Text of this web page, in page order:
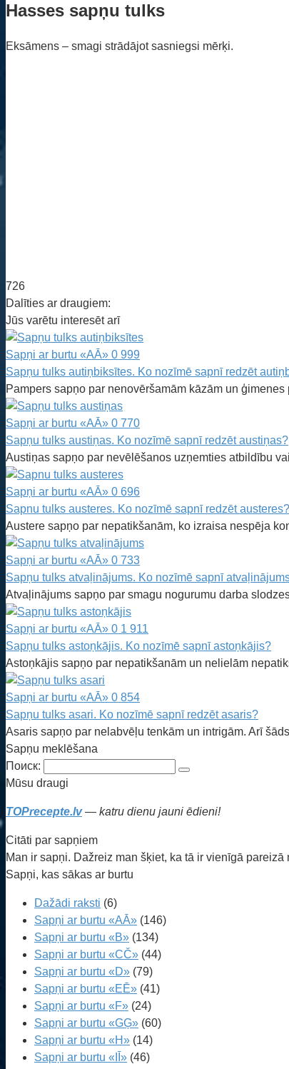
Hasses sapņu tulks
Eksāmens – smagi strādājot sasniegsi mērķi.
726
Dalīties ar draugiem:
Jūs varētu interesēt arī
Sapņi ar burtu «AĀ» 0 999
Sapņu tulks autiņbiksītes. Ko nozīmē sapnī redzēt
Pampers sapņo par nenovēršamām kāzām un
Sapņi ar burtu «AĀ» 0 770
Sapņu tulks austiņas. Ko nozīmē sapnī redzēt austiņas?
Austiņas sapņo par nevēlēšanos uzņemties atbildību
Sapņi ar burtu «AĀ» 0 696
Sapnu tulks austeres. Ko nozīmē sapnī redzēt austeres?
Austere sapņo par nepatikšanām, ko izraisa nespēja
Sapņi ar burtu «AĀ» 0 733
Sapņu tulks atvaļinājums. Ko nozīmē sapnī
Atvaļinājums sapņo par smagu nogurumu darba
Sapņi ar burtu «AĀ» 0 1 911
Sapņu tulks astoņkājis. Ko nozīmē sapnī astoņkājis?
Astoņkājis sapņo par nepatikšanām un nelielām
Sapņi ar burtu «AĀ» 0 854
Sapņu tulks asari. Ko nozīmē sapnī redzēt asaris?
Asaris sapņo par nelabvēļu tenkām un intrigām. Arī
Sapņu meklēšana
Поиск:
Mūsu draugi
TOPrecepte.lv— katru dienu jauni ēdieni!
Citāti par sapņiem
Man ir sapņi. Dažreiz man šķiet, ka tā ir vienīgā
Sapņi, kas sākas ar burtu
Dažādi raksti (6)
Sapņi ar burtu «AĀ» (146)
Sapņi ar burtu «B» (134)
Sapņi ar burtu «CČ» (44)
Sapņi ar burtu «D» (79)
Sapņi ar burtu «EĒ» (41)
Sapņi ar burtu «F» (24)
Sapņi ar burtu «GĢ» (60)
Sapņi ar burtu «H» (14)
Sapņi ar burtu «IĪ» (46)